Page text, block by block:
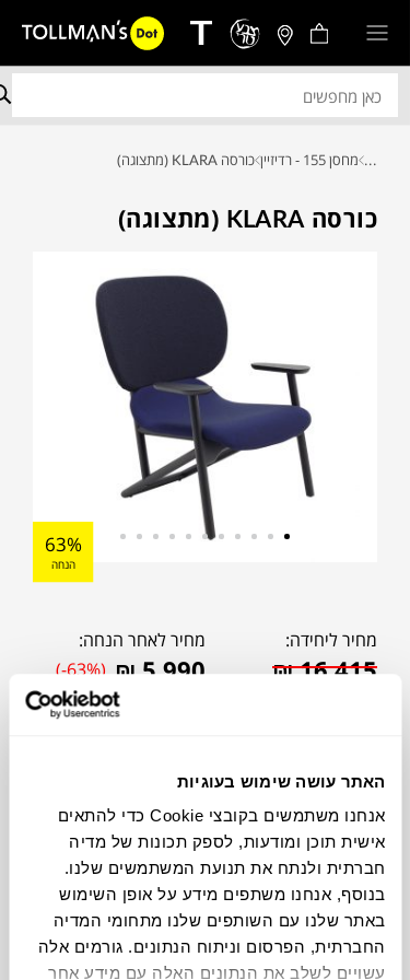
האתר עושה שימוש בעוגיות
אנחנו משתמשים בקובצי Cookie כדי להתאים
אישית תוכן ומודעות, לספק תכונות של מדיה
חברתית ולנתח את תנועת המשתמשים שלנו.
בנוסף, אנחנו משתפים מידע על אופן השימוש
באתר שלנו עם השותפים שלנו מתחומי המדיה
החברתית, הפרסום וניתוח הנתונים. גורמים אלה
עשויים לשלב את הנתונים האלה עם מידע אחר
... מחסן 155 - רדיזיין כורסה KLARA (מתצוגה)
כורסה KLARA (מתצוגה)
63%
הנחה
מחיר ליחידה:
₪16,415
מחיר לאחר הנחה:
₪ 5,990
(-63%)
להדמיית AI Design
כורסה מדגם KLARA של המותג האיטלקי
MOROSO. בעיצובה של PATRICIA
URQUILA, זוכת פרס DESIGNER OF THE